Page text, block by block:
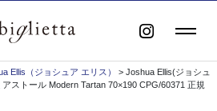
Ellis（ジョシュア エリス）
> Joshua Ellis(ジョシュ
ストール Modern Tartan 70×190 CPG/60371 正規